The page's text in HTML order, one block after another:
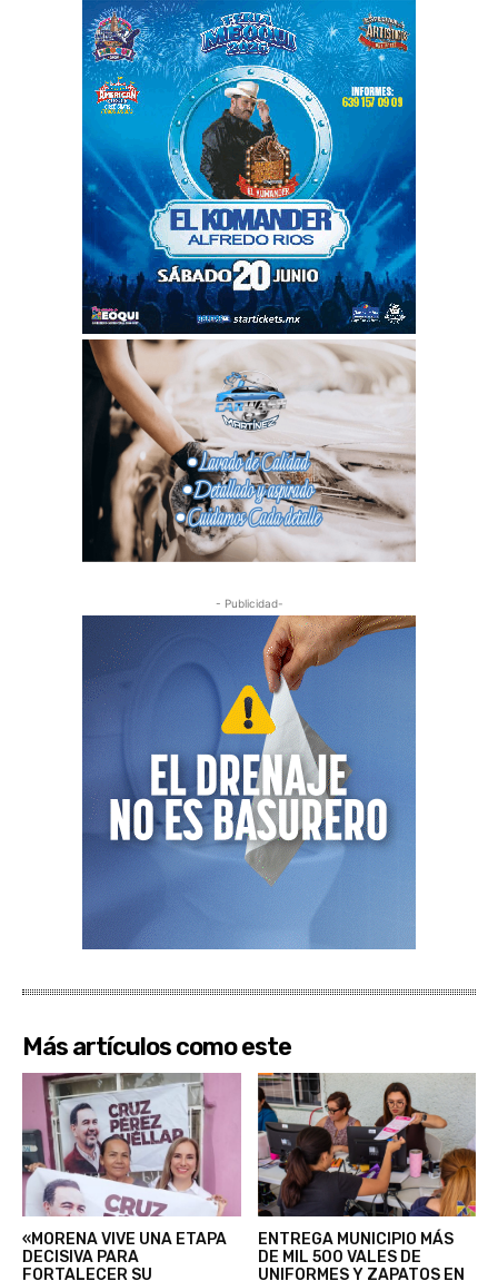
- Publicidad-
Más artículos como este
«MORENA VIVE UNA ETAPA
DECISIVA PARA
FORTALECER SU
ENTREGA MUNICIPIO MÁS
DE MIL 500 VALES DE
UNIFORMES Y ZAPATOS EN